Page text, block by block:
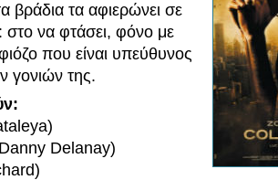
βράδια τα αφιερώνει σε
στο να φτάσει, φόνο με
που είναι υπεύθυνος
γονιών της.
Delanay)